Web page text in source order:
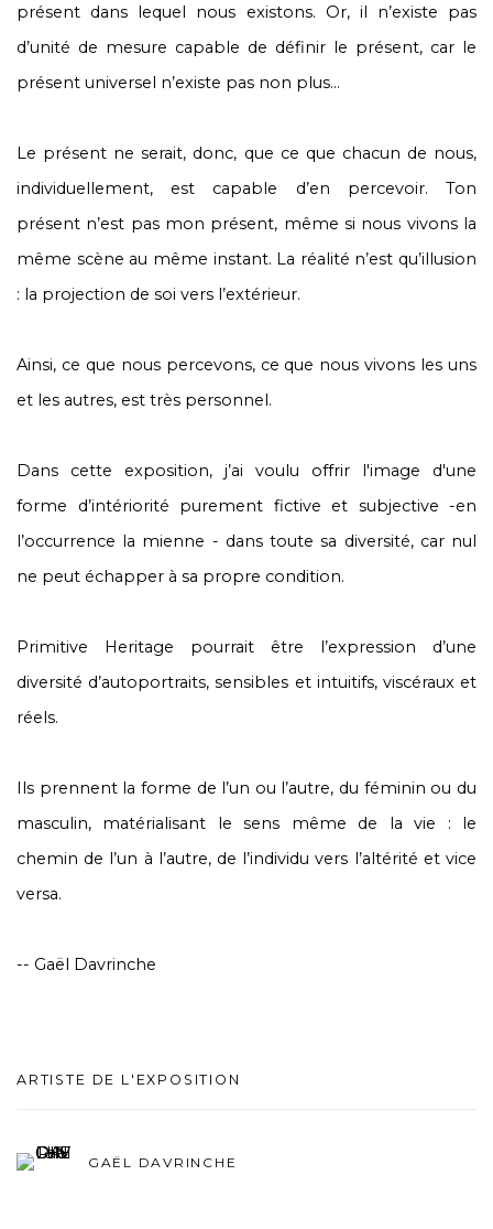
présent dans lequel nous existons. Or, il n’existe pas
d’unité de mesure capable de définir le présent, car le
présent universel n’existe pas non plus…
Le présent ne serait, donc, que ce que chacun de nous,
individuellement, est capable d’en percevoir. Ton
présent n’est pas mon présent, même si nous vivons la
même scène au même instant. La réalité n’est qu’illusion
: la projection de soi vers l’extérieur.
Ainsi, ce que nous percevons, ce que nous vivons les uns
et les autres, est très personnel.
Dans cette exposition, j’ai voulu offrir l'image d'une
forme d’intériorité purement fictive et subjective -en
l’occurrence la mienne - dans toute sa diversité, car nul
ne peut échapper à sa propre condition.
Primitive Heritage pourrait être l’expression d’une
diversité d’autoportraits, sensibles et intuitifs, viscéraux et
réels.
Ils prennent la forme de l’un ou l’autre, du féminin ou du
masculin, matérialisant le sens même de la vie : le
chemin de l’un à l’autre, de l’individu vers l’altérité et vice
versa.
-- Gaël Davrinche
ARTISTE DE L'EXPOSITION
GAËL DAVRINCHE